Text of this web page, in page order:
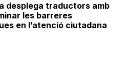
desplega traductors amb
les barreres
en l’atenció ciutadana